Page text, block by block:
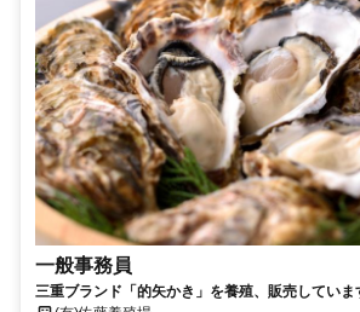
一般事務員
三重ブランド「的矢かき」を養殖、販売していま